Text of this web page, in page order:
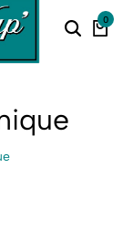
0